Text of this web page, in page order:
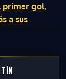
primer gol,
a sus